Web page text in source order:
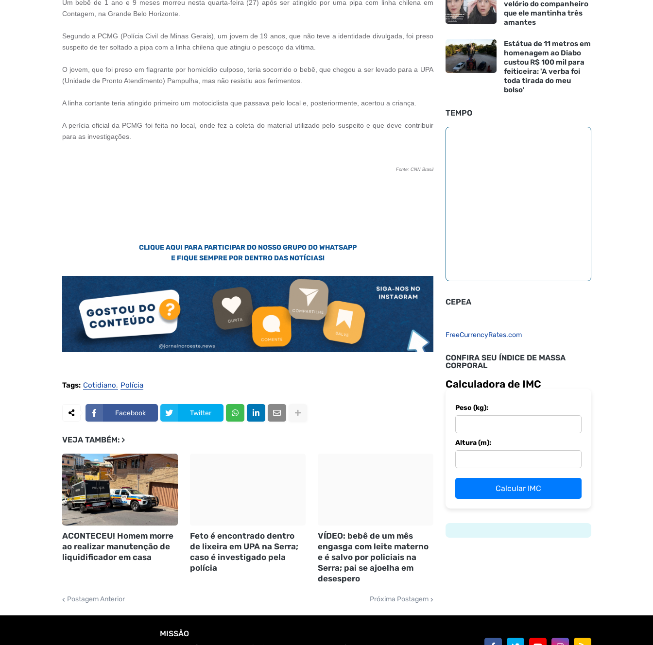
Um bebê de 1 ano e 9 meses morreu nesta quarta-feira (27) após ser atingido por uma pipa com linha chilena em
Contagem, na Grande Belo Horizonte.
Segundo a PCMG (Polícia Civil de Minas Gerais), um jovem de 19 anos, que não teve a identidade divulgada, foi preso
suspeito de ter soltado a pipa com a linha chilena que atingiu o pescoço da vítima.
O jovem, que foi preso em flagrante por homicídio culposo, teria socorrido o bebê, que chegou a ser levado para a UPA
(Unidade de Pronto Atendimento) Pampulha, mas não resistiu aos ferimentos.
A linha cortante teria atingido primeiro um motociclista que passava pelo local e, posteriormente, acertou a criança.
A perícia oficial da PCMG foi feita no local, onde fez a coleta do material utilizado pelo suspeito e que deve contribuir
para as investigações.
Fonte: CNN Brasil
CLIQUE AQUI PARA PARTICIPAR DO NOSSO GRUPO DO WHATSAPP
E FIQUE SEMPRE POR DENTRO DAS NOTÍCIAS!
Tags: Cotidiano Polícia
Facebook Twitter
VEJA TAMBÉM:
ACONTECEU! Homem morre
ao realizar manutenção de
liquidificador em casa
Feto é encontrado dentro
de lixeira em UPA na Serra;
caso é investigado pela
polícia
VÍDEO: bebê de um mês
engasga com leite materno
e é salvo por policiais na
Serra; pai se ajoelha em
desespero
Postagem Anterior Próxima Postagem
velório do companheiro
que ele mantinha três
amantes
Estátua de 11 metros em
homenagem ao Diabo
custou R$ 100 mil para
feiticeira: 'A verba foi
toda tirada do meu
bolso'
TEMPO
CEPEA
FreeCurrencyRates.com
CONFIRA SEU ÍNDICE DE MASSA
CORPORAL
Calculadora de IMC
Peso (kg):
Altura (m):
Calcular IMC
MISSÃO